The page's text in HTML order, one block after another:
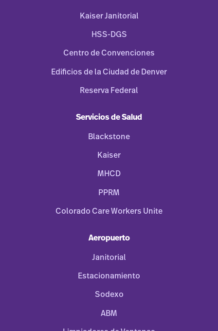
Kaiser Janitorial
HSS-DGS
Centro de Convenciones
Edificios de la Ciudad de Denver
Reserva Federal
Servicios de Salud
Blackstone
Kaiser
MHCD
PPRM
Colorado Care Workers Unite
Aeropuerto
Janitorial
Estacionamiento
Sodexo
ABM